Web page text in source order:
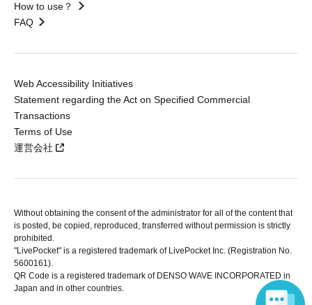
How to use？
FAQ
Web Accessibility Initiatives
Statement regarding the Act on Specified Commercial
Transactions
Terms of Use
運営会社
Without obtaining the consent of the administrator for all of the content that
is posted, be copied, reproduced, transferred without permission is strictly
prohibited.
"LivePocket" is a registered trademark of LivePocket Inc. (Registration No.
5600161).
QR Code is a registered trademark of DENSO WAVE INCORPORATED in
Japan and in other countries.